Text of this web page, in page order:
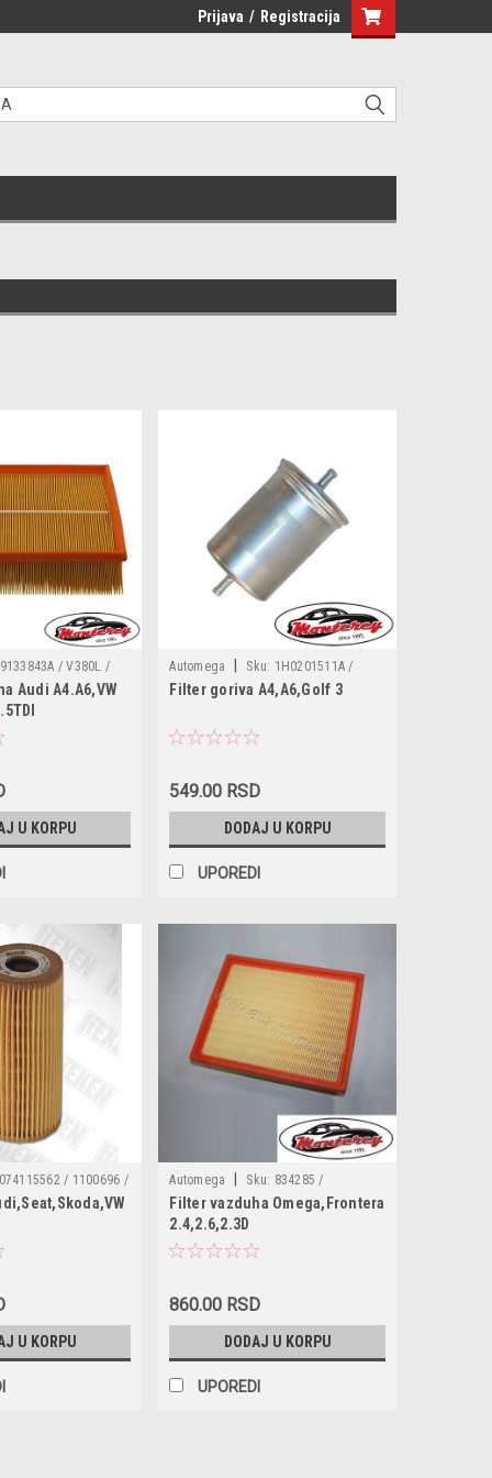
Prijava / Registracija
/ V380L /
/ 1457433772 /
/ 50013441 /
Audi A4.A6,VW
U KORPU
Automega Sku: 1H0201511A /
180013610 / 0450905030 / 1485678 /
251201511A / 251201511H /
Filter goriva A4,A6,Golf 3
549.00 RSD
DODAJ U KORPU
UPOREDI
074115562 / 1100696 /
/
/ OE640/1 / FO-
/ OC3021
U KORPU
Automega Sku: 834285 /
180018510 / 13721736675 /
13721747280 / 058133843 / 25062055
Filter vazduha Omega,Frontera
2.4,2.6,2.3D
860.00 RSD
DODAJ U KORPU
UPOREDI